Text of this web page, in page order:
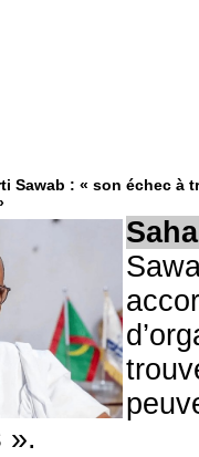
Sawab : « son échec
».